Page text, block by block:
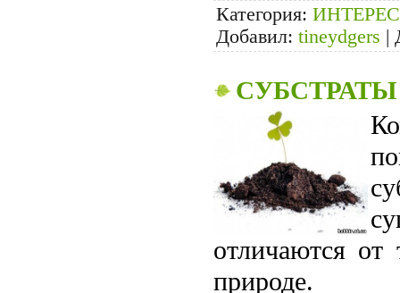
Категория:
Добавил: tineydgers |
отличаются
природе.